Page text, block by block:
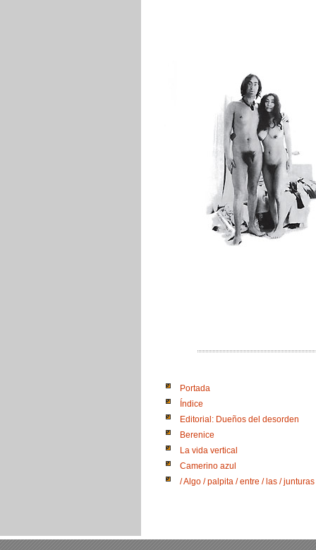
Portada
Índice
Editorial: Dueños del desorden
Berenice
La vida vertical
Camerino azul
/ Algo / palpita / entre / las / junturas